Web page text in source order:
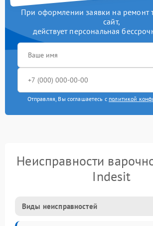
При оформлении заявки на ремонт
сайт,
действует персональная
Отправляя, Вы соглашаетесь с политикой
Неисправности
Indesit
Виды неисправностей